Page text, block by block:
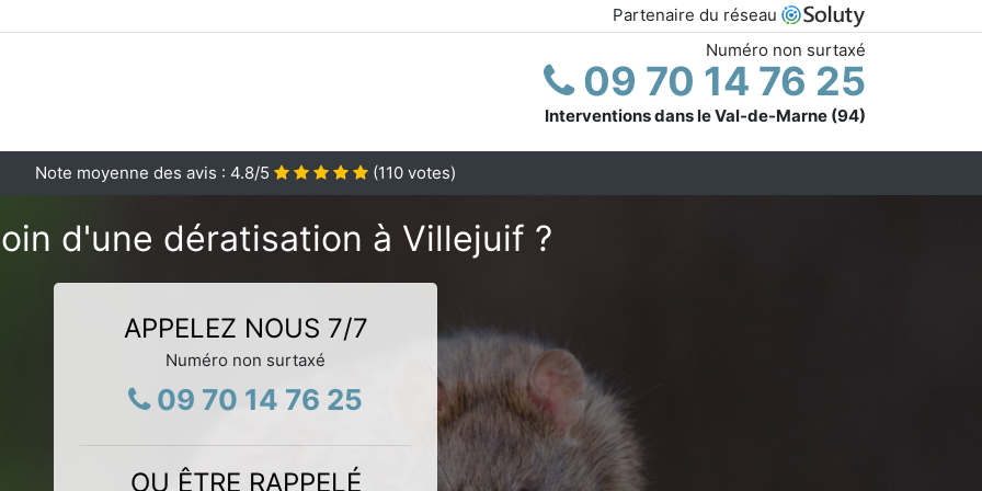
Partenaire du réseau
Numéro non surtaxé
09 70 14 76 25
Interventions dans le Val-de-Marne (94)
Note moyenne des avis : 4.8/5 (110 votes)
d'une dératisation à Villejuif ?
APPELEZ NOUS 7/7
Numéro non surtaxé
09 70 14 76 25
OU ÊTRE RAPPELÉ